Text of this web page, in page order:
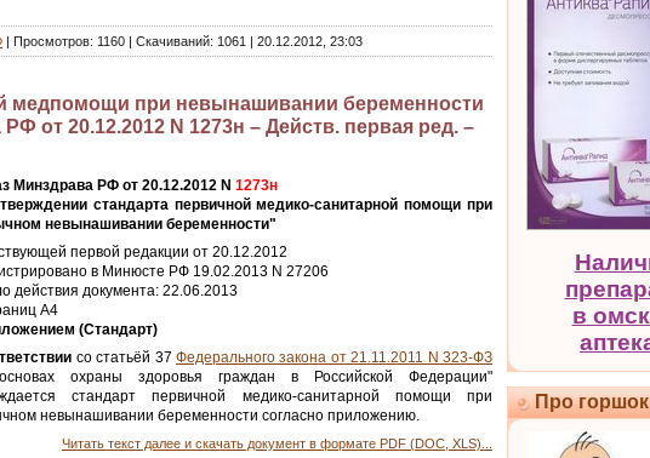
| Просмотров: 1160 | Скачиваний: 1061 | 20.12.2012, 23:03
медпомощи при невынашивании беременности
от 20.12.2012 N 1273н – Действ. первая ред. –
Минздрава РФ от 20.12.2012 N 1273н
стандарта первичной медико-санитарной помощи при
невынашивании беременности"
первой редакции от 20.12.2012
в Минюсте РФ 19.02.2013 N 27206
действия документа: 22.06.2013
А4
(Стандарт)
со статьёй 37Федерального закона от 21.11.2011 N 323-ФЗ
охраны здоровья граждан в Российской Федерации"
стандарт первичной медико-санитарной помощи при
невынашивании беременности согласно приложению.
Читать текст далее и скачать документ в формате PDF (DOC, XLS)...
в
Про горшок